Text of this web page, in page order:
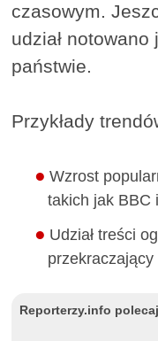
czasowym.
udział
państwie.
Przykłady
Wzrost
takich jak BBC
Udział treści
Reporterzy.info